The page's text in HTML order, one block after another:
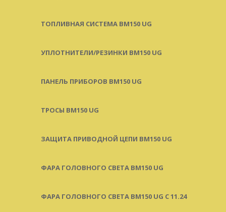
ТОПЛИВНАЯ СИСТЕМА BM150 UG
УПЛОТНИТЕЛИ/РЕЗИНКИ BM150 UG
ПАНЕЛЬ ПРИБОРОВ BM150 UG
ТРОСЫ BM150 UG
ЗАЩИТА ПРИВОДНОЙ ЦЕПИ BM150 UG
ФАРА ГОЛОВНОГО СВЕТА BM150 UG
ФАРА ГОЛОВНОГО СВЕТА BM150 UG C 11.24